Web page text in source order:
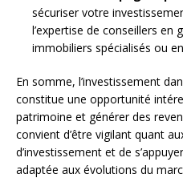
sécuriser votre
l’expertise de conseillers en
immobiliers spécialisés ou
En somme, l’investissement
constitue une opportunité
patrimoine et générer des
convient d’être vigilant quant
d’investissement et de
adaptée aux évolutions du